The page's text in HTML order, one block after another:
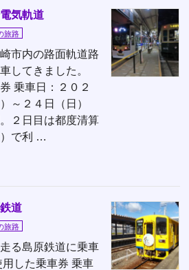
気軌道
旅路
市内の路面軌道路
してきました。
乗車日：２０２
）～２４日（日）
２日目は都度清算
）で利 …
道
旅路
る島原鉄道に乗車
した乗車券 乗車